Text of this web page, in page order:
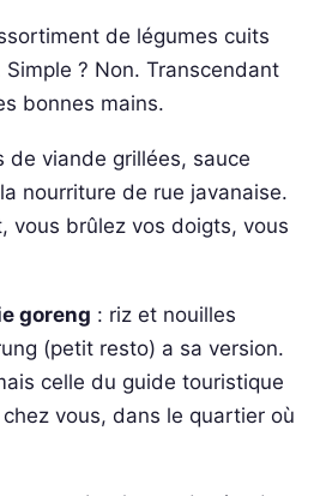
de légumes cuits
? Non. Transcendant
bonnes mains.
de viande grillées, sauce
nourriture de rue javanaise.
vous brûlez vos doigts, vous
goreng : riz et nouilles
(petit resto) a sa version.
celle du guide touristique
vous, dans le quartier où